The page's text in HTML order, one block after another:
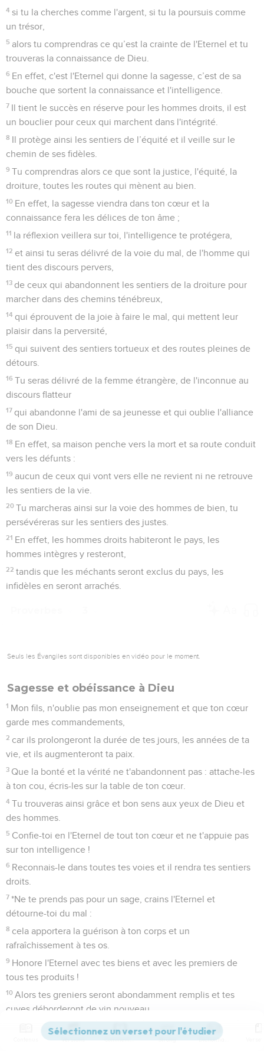
4 si tu la cherches comme l'argent, si tu la poursuis comme
un trésor,
5 alors tu comprendras ce qu’est la crainte de l'Eternel et tu
trouveras la connaissance de Dieu.
6 En effet, c'est l'Eternel qui donne la sagesse, c’est de sa
bouche que sortent la connaissance et l'intelligence.
7 Il tient le succès en réserve pour les hommes droits, il est
un bouclier pour ceux qui marchent dans l'intégrité.
8 Il protège ainsi les sentiers de l’équité et il veille sur le
chemin de ses fidèles.
9 Tu comprendras alors ce que sont la justice, l'équité, la
droiture, toutes les routes qui mènent au bien.
10 En effet, la sagesse viendra dans ton cœur et la
connaissance fera les délices de ton âme ;
11 la réflexion veillera sur toi, l'intelligence te protégera,
12 et ainsi tu seras délivré de la voie du mal, de l'homme qui
tient des discours pervers,
13 de ceux qui abandonnent les sentiers de la droiture pour
marcher dans des chemins ténébreux,
14 qui éprouvent de la joie à faire le mal, qui mettent leur
plaisir dans la perversité,
15 qui suivent des sentiers tortueux et des routes pleines de
détours.
16 Tu seras délivré de la femme étrangère, de l'inconnue au
discours flatteur
17 qui abandonne l'ami de sa jeunesse et qui oublie l'alliance
de son Dieu.
18 En effet, sa maison penche vers la mort et sa route conduit
vers les défunts :
19 aucun de ceux qui vont vers elle ne revient ni ne retrouve
les sentiers de la vie.
20 Tu marcheras ainsi sur la voie des hommes de bien, tu
persévéreras sur les sentiers des justes.
21 En effet, les hommes droits habiteront le pays, les
hommes intègres y resteront,
22 tandis que les méchants seront exclus du pays, les
infidèles en seront arrachés.
Seuls les Évangiles sont disponibles en vidéo pour le moment.
Sagesse et obéissance à Dieu
1 Mon fils, n'oublie pas mon enseignement et que ton cœur
garde mes commandements,
2 car ils prolongeront la durée de tes jours, les années de ta
vie, et ils augmenteront ta paix.
3 Que la bonté et la vérité ne t'abandonnent pas : attache-les
à ton cou, écris-les sur la table de ton cœur.
4 Tu trouveras ainsi grâce et bon sens aux yeux de Dieu et
des hommes.
5 Confie-toi en l'Eternel de tout ton cœur et ne t'appuie pas
sur ton intelligence !
6 Reconnais-le dans toutes tes voies et il rendra tes sentiers
droits.
7 *Ne te prends pas pour un sage, crains l'Eternel et
détourne-toi du mal :
8 cela apportera la guérison à ton corps et un
rafraîchissement à tes os.
9 Honore l'Eternel avec tes biens et avec les premiers de
tous tes produits !
10 Alors tes greniers seront abondamment remplis et tes
cuves déborderont de vin nouveau.
*Mon fils, ne méprise pas la correction de l'Eternel et ne
sois pas dégoûté lorsqu'il te reprend,
Versions Commentaires Strong